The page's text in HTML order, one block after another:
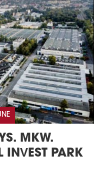
MKW.
INVEST PARK